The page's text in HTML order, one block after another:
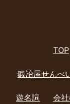
ン
TOP
鍛冶屋せんべ
遊名詞 会